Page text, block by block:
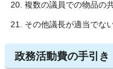
複数の議員での物品の
その他議長が適当でな
政務活動費の手引き